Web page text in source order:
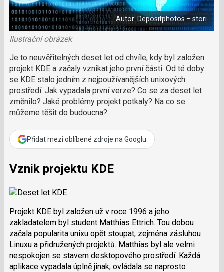
n
e
k
d
p
o
ř
b
o
o
k
X
Autor: Depositphotos – stori
Ilustrační obrázek
Je to neuvěřitelných deset let od chvíle, kdy byl založen
projekt KDE a začaly vznikat jeho první části. Od té doby
se KDE stalo jedním z nejpoužívanějších unixových
prostředí. Jak vypadala první verze? Co se za deset let
změnilo? Jaké problémy projekt potkaly? Na co se
můžeme těšit do budoucna?
Přidat mezi oblíbené zdroje na Googlu
Vznik projektu KDE
Projekt KDE byl založen už v roce 1996 a jeho
zakladatelem byl student Matthias Ettrich. Tou dobou
začala popularita unixu opět stoupat, zejména zásluhou
Linuxu a přidružených projektů. Matthias byl ale velmi
nespokojen se stavem desktopového prostředí. Každá
aplikace vypadala úplně jinak, ovládala se naprosto